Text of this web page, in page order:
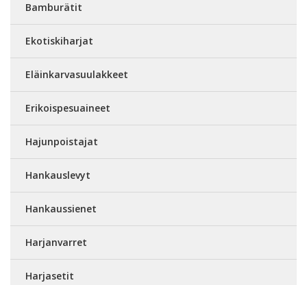
Bamburätit
Ekotiskiharjat
Eläinkarvasuulakkeet
Erikoispesuaineet
Hajunpoistajat
Hankauslevyt
Hankaussienet
Harjanvarret
Harjasetit